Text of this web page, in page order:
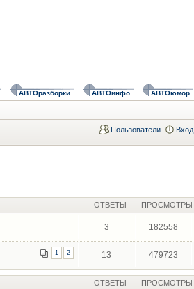
АВТОразборки АВТОинфо АВТОюмор
Пользователи Вход
ОТВЕТЫ ПРОСМОТРЫ
3 182558
1 2 13 479723
ОТВЕТЫ ПРОСМОТРЫ